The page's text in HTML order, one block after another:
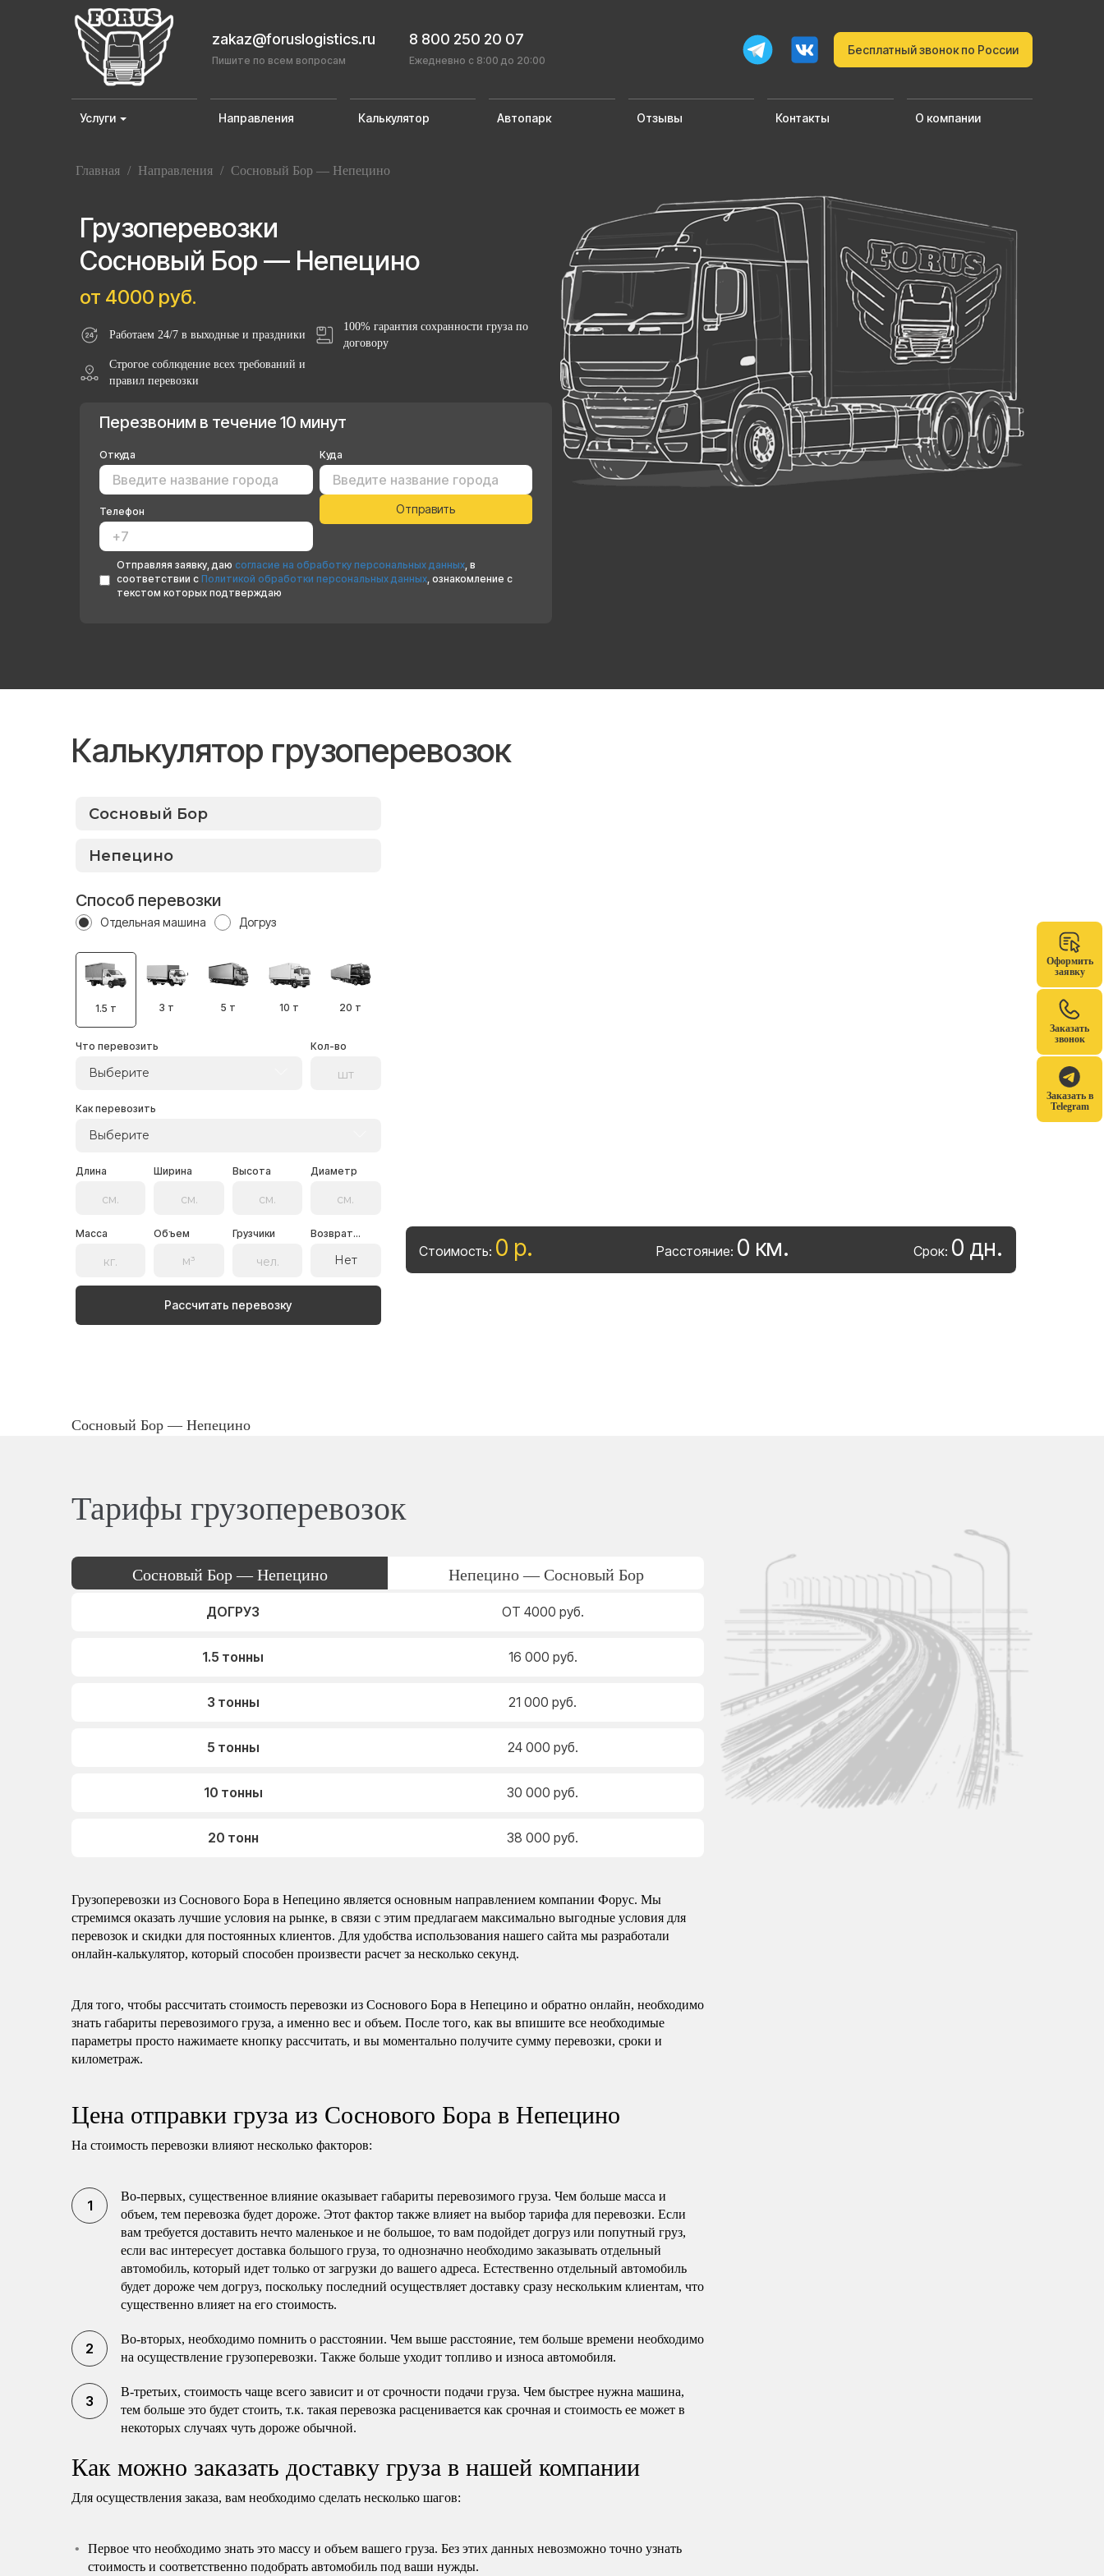
Оформить
заявку
Заказать
звонок
Заказать в
Telegram
zakaz@foruslogistics.ru
Пишите по всем вопросам
8 800 250 20 07
Ежедневно с 8:00 до 20:00
Бесплатный звонок по России
Услуги Направления Калькулятор Автопарк Отзывы Контакты О компании
Главная / Направления / Сосновый Бор — Непецино
Грузоперевозки
Сосновый Бор — Непецино
от 4000 руб.
Работаем 24/7 в выходные и праздники
100% гарантия сохранности груза по
договору
Строгое соблюдение всех требований и
правил перевозки
Перезвоним в течение 10 минут
Откуда Куда
Телефон
Отправляя заявку, даю согласие на обработку персональных данных, в
соответствии с Политикой обработки персональных данных, ознакомление с
текстом которых подтверждаю
Калькулятор грузоперевозок
Способ перевозки
Отдельная машина Догруз
1.5 т 3 т 5 т 10 т 20 т
Что перевозить
Выберите
Кол-во
Как перевозить
Выберите
Длина Ширина Высота Диаметр
Масса Объем Грузчики Возврат...
Нет
Рассчитать перевозку
Стоимость: 0 р. Расстояние: 0 км. Срок: 0 дн.
Сосновый Бор — Непецино
Тарифы грузоперевозок
Сосновый Бор — Непецино Непецино — Сосновый Бор
ДОГРУЗ ОТ 4000 руб.
1.5 тонны 16 000 руб.
3 тонны 21 000 руб.
5 тонны 24 000 руб.
10 тонны 30 000 руб.
20 тонн 38 000 руб.
Грузоперевозки из Соснового Бора в Непецино является основным направлением компании Форус. Мы
стремимся оказать лучшие условия на рынке, в связи с этим предлагаем максимально выгодные условия для
перевозок и скидки для постоянных клиентов. Для удобства использования нашего сайта мы разработали
онлайн-калькулятор, который способен произвести расчет за несколько секунд.
Для того, чтобы рассчитать стоимость перевозки из Соснового Бора в Непецино и обратно онлайн, необходимо
знать габариты перевозимого груза, а именно вес и объем. После того, как вы впишите все необходимые
параметры просто нажимаете кнопку рассчитать, и вы моментально получите сумму перевозки, сроки и
километраж.
Цена отправки груза из Соснового Бора в Непецино
На стоимость перевозки влияют несколько факторов:
Во-первых, существенное влияние оказывает габариты перевозимого груза. Чем больше масса и
объем, тем перевозка будет дороже. Этот фактор также влияет на выбор тарифа для перевозки. Если
вам требуется доставить нечто маленькое и не большое, то вам подойдет догруз или попутный груз,
если вас интересует доставка большого груза, то однозначно необходимо заказывать отдельный
автомобиль, который идет только от загрузки до вашего адреса. Естественно отдельный автомобиль
будет дороже чем догруз, поскольку последний осуществляет доставку сразу нескольким клиентам, что
существенно влияет на его стоимость.
Во-вторых, необходимо помнить о расстоянии. Чем выше расстояние, тем больше времени необходимо
на осуществление грузоперевозки. Также больше уходит топливо и износа автомобиля.
В-третьих, стоимость чаще всего зависит и от срочности подачи груза. Чем быстрее нужна машина,
тем больше это будет стоить, т.к. такая перевозка расценивается как срочная и стоимость ее может в
некоторых случаях чуть дороже обычной.
Как можно заказать доставку груза в нашей компании
Для осуществления заказа, вам необходимо сделать несколько шагов:
Первое что необходимо знать это массу и объем вашего груза. Без этих данных невозможно точно узнать
стоимость и соответственно подобрать автомобиль под ваши нужды.